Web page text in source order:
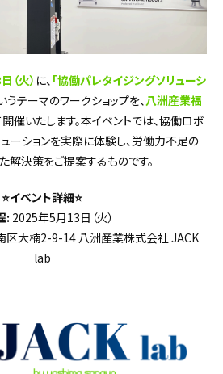
（火） に、 「協働パレタイジングソリューシ
うテーマのワークショップを、八洲産業福
催いたします。本イベントでは、協働ロボ
ーションを実際に体験し、労働力不足の
決策をご提案するものです。
⭐イベント詳細⭐
: 2025年5月13日（火）
区大楠2-9-14 八洲産業株式会社 JACK
lab